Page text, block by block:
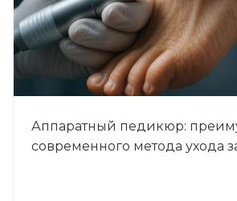
Аппаратный педикюр:
современного метода ухода